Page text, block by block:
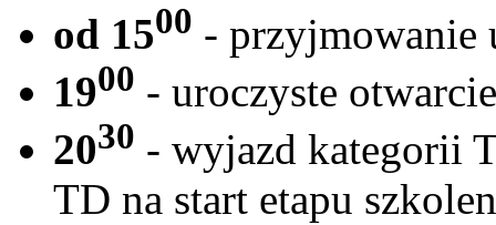
od 1500 - przyjmowanie
1900 - uroczyste
2030 - wyjazd kategorii
TD na start etapu